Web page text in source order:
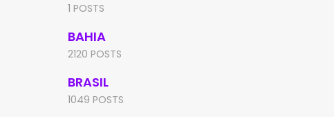
1 POSTS
BAHIA
2120 POSTS
BRASIL
1049 POSTS